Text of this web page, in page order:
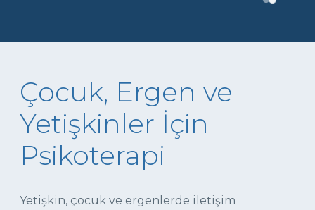
Çocuk, Ergen ve
Yetişkinler İçin
Psikoterapi
Yetişkin, çocuk ve ergenlerde iletişim